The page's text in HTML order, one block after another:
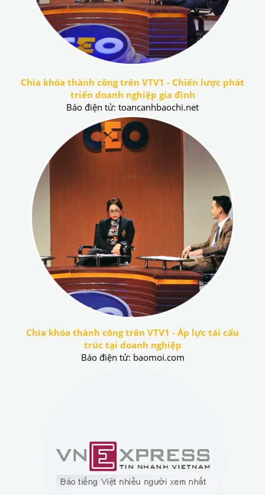
Chìa khóa thành công trên VTV1 - Chiến lược phát
triển doanh nghiệp gia đình
Báo điện tử: toancanhbaochi.net
Chìa khóa thành công trên VTV1 - Áp lực tái cấu
trúc tại doanh nghiệp
Báo điện tử: baomoi.com